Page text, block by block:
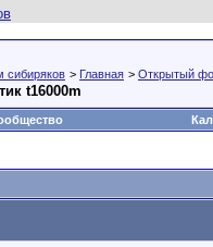
сибиряков > Главная > Открытый
t16000m